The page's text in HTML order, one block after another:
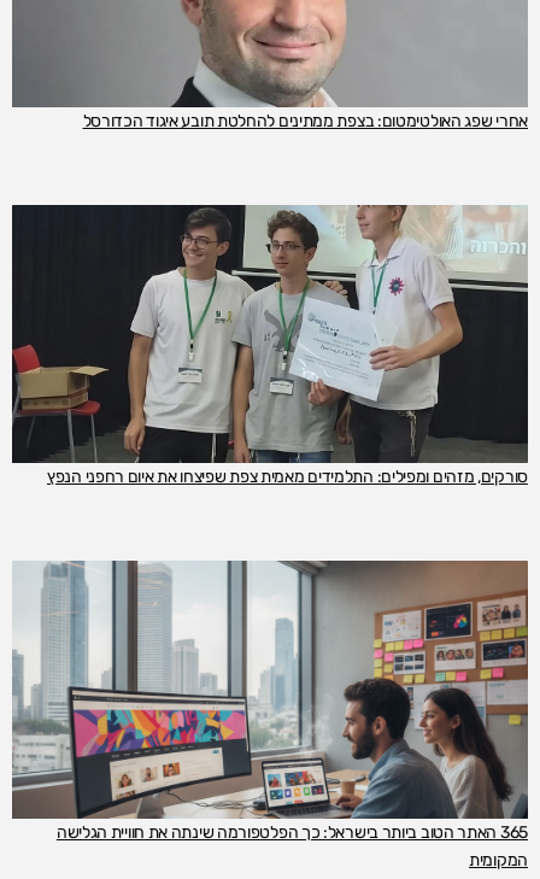
אחרי שפג האולטימטום: בצפת ממתינים להחלטת תובע איגוד הכדורסל
סורקים, מזהים ומפילים: התלמידים מאמית צפת שפיצחו את איום רחפני הנפץ
365 האתר הטוב ביותר בישראל: כך הפלטפורמה שינתה את חוויית הגלישה
המקומית